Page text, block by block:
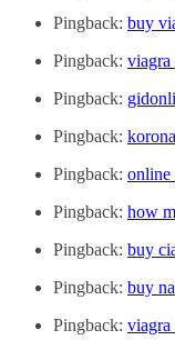
Pingback: buy
Pingback: viagra
Pingback:
Pingback:
Pingback: online
Pingback: how
Pingback: buy
Pingback: buy
Pingback: viagra